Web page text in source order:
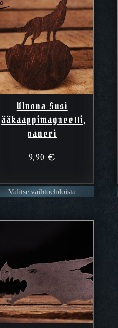
Ulvova Susi
vaneri
9,90€
Valitse vaihtoehdoista